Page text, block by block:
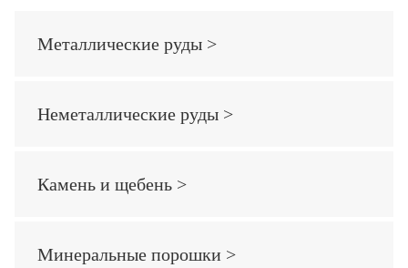
Металлические руды >
Неметаллические руды >
Камень и щебень >
Минеральные порошки >